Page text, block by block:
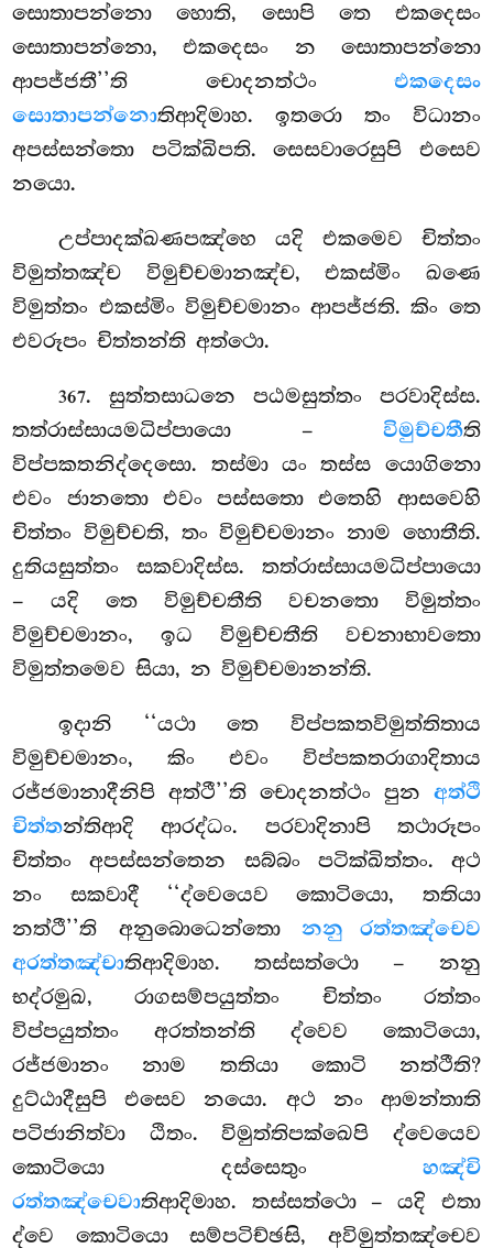
සොතාපන්නො හොති, සොපි තෙ එකදෙසං
සොතාපන්නො, එකදෙසං න සොතාපන්නො
ආපජ්ජතී’’ති චොදනත්ථං එකදෙසං
සොතාපන්නොතිආදිමාහ. ඉතරො තං විධානං
අපස්සන්තො පටික්ඛිපති. සෙසවාරෙසුපි එසෙව
නයො.
උප්පාදක්ඛණපඤ්හෙ යදි එකමෙව චිත්තං
විමුත්තඤ්ච විමුච්චමානඤ්ච, එකස්මිං ඛණෙ
විමුත්තං එකස්මිං විමුච්චමානං ආපජ්ජති. කිං තෙ
එවරූපං චිත්තන්ති අත්ථො.
367. සුත්තසාධනෙ පඨමසුත්තං පරවාදිස්ස.
තත්රාස්සායමධිප්පායො – විමුච්චතීති
විප්පකතනිද්දෙසො. තස්මා යං තස්ස යොගිනො
එවං ජානතො එවං පස්සතො එතෙහි ආසවෙහි
චිත්තං විමුච්චති, තං විමුච්චමානං නාම හොතීති.
දුතියසුත්තං සකවාදිස්ස. තත්රාස්සායමධිප්පායො
– යදි තෙ විමුච්චතීති වචනතො විමුත්තං
විමුච්චමානං, ඉධ විමුච්චතීති වචනාභාවතො
විමුත්තමෙව සියා, න විමුච්චමානන්ති.
ඉදානි ‘‘යථා තෙ විප්පකතවිමුත්තිතාය
විමුච්චමානං, කිං එවං විප්පකතරාගාදිතාය
රජ්ජමානාදීනිපි අත්ථී’’ති චොදනත්ථං පුන අත්ථි
චිත්තන්තිආදි ආරද්ධං. පරවාදිනාපි තථාරූපං
චිත්තං අපස්සන්තෙන සබ්බං පටික්ඛිත්තං. අථ
නං සකවාදී ‘‘ද්වෙයෙව කොටියො, තතියා
නත්ථී’’ති අනුබොධෙන්තොනනු රත්තඤ්චෙව
අරත්තඤ්චාතිආදිමාහ. තස්සත්ථො – නනු
භද්රමුඛ, රාගසම්පයුත්තං චිත්තං රත්තං
විප්පයුත්තං අරත්තන්ති ද්වෙව කොටියො,
රජ්ජමානං නාම තතියා කොටි නත්ථීති?
දුට්ඨාදීසුපි එසෙව නයො. අථ නං ආමන්තාති
පටිජානිත්වා ඨිතං. විමුත්තිපක්ඛෙපි ද්වෙයෙව
කොටියො දස්සෙතුං හඤ්චි
රත්තඤ්චෙවාතිආදිමාහ. තස්සත්ථො – යදි එතා
ද්වෙ කොටියො සම්පටිච්ඡසි, අවිමුත්තඤ්චෙව